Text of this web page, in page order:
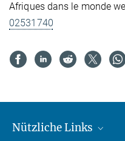
Afriques dans le monde
02531740
Nützliche Links